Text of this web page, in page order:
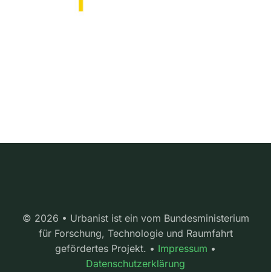
© 2026 • Urbanist ist ein vom Bundesministerium
für Forschung, Technologie und Raumfahrt
gefördertes Projekt. • Impressum •
Datenschutzerklärung